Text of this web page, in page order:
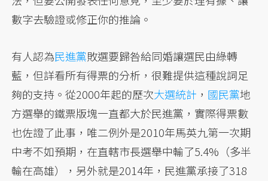
數字去驗證或修正你的推論。
有人認為民進黨敗選要歸咎給同婚讓選民由綠轉
藍，但詳看所有得票的分析，很難提供這種說詞足
夠的支持。從2000年起的歷次大選統計 ， 國民黨地
方選舉的鐵票版塊一直都大於民進黨，實際得票數
也佐證了此事，唯二例外是2010年馬英九第一次期
中考不如預期，在直轄市長選舉中輸了5.4%（多半
輸在高雄），另外就是2014年，民進黨承接了318